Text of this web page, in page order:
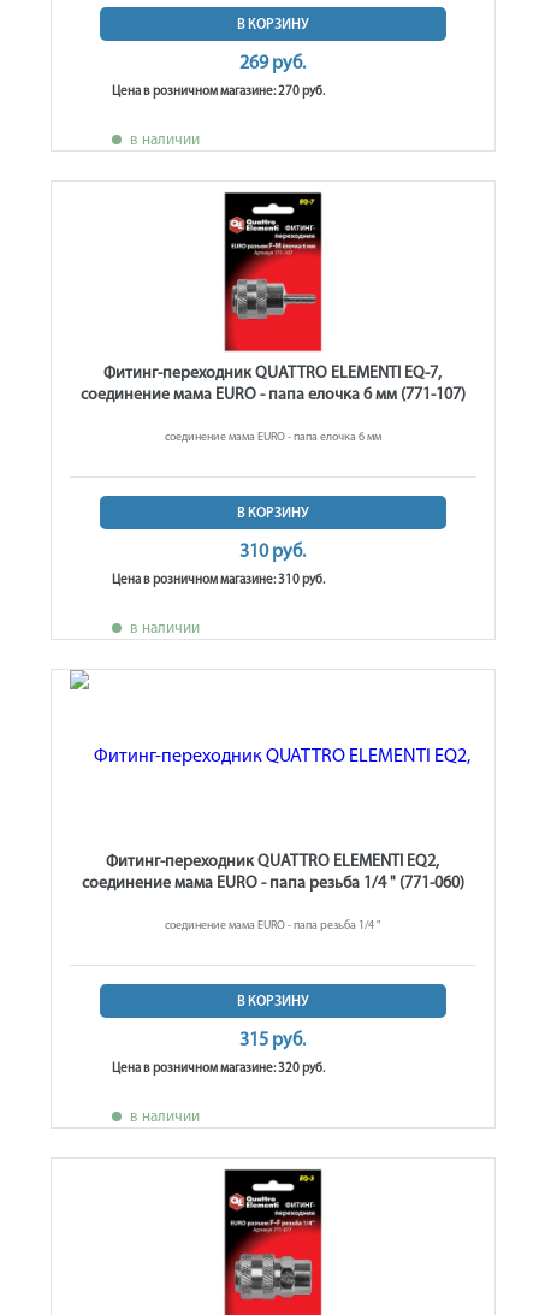
В КОРЗИНУ
269 руб.
Цена в розничном магазине: 270 руб.
в наличии
Фитинг-переходник QUATTRO ELEMENTI EQ-7,
соединение мама EURO - папа елочка 6 мм (771-107)
соединение мама EURO - папа елочка 6 мм
В КОРЗИНУ
310 руб.
Цена в розничном магазине: 310 руб.
в наличии
Фитинг-переходник QUATTRO ELEMENTI EQ2,
соединение мама EURO - папа резьба 1/4 " (771-060)
соединение мама EURO - папа резьба 1/4 "
В КОРЗИНУ
315 руб.
Цена в розничном магазине: 320 руб.
в наличии